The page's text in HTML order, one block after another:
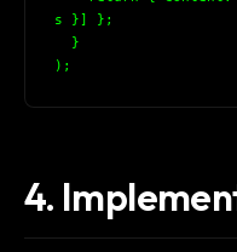
s
} } ;
}
);
4.